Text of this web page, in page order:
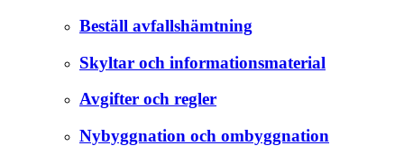
Beställ avfallshämtning
Skyltar och informationsmaterial
Avgifter och regler
Nybyggnation och ombyggnation